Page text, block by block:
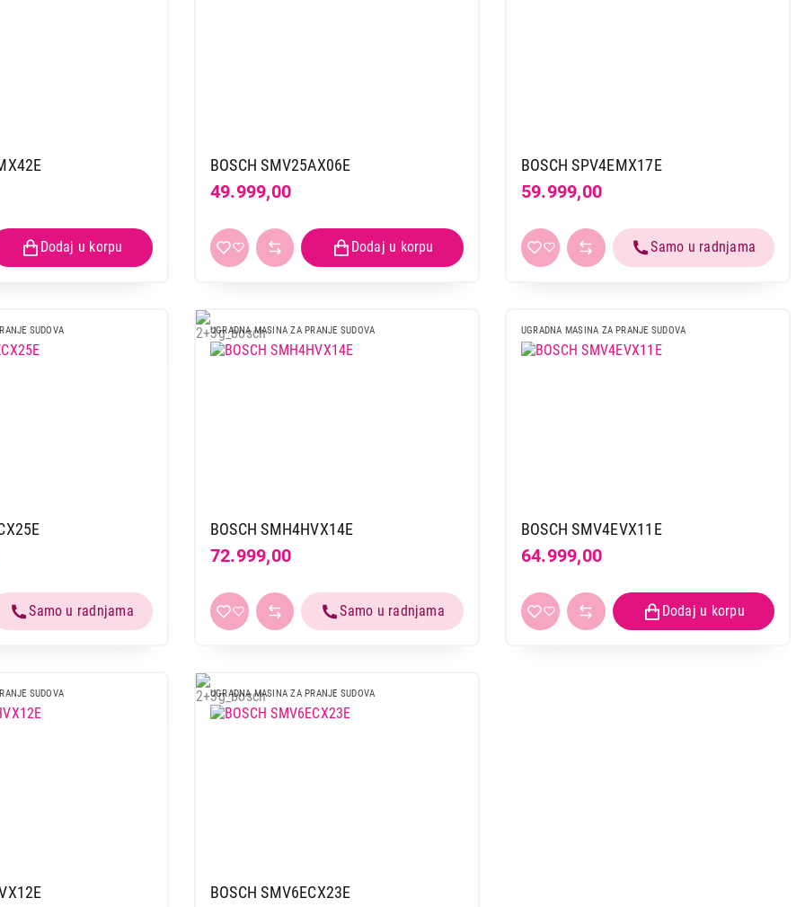
BOSCH SMV25AX06E
49.999,00
BOSCH SPV4EMX17E
59.999,00
SUDOVA UGRADNA MASINA ZA PRANJE SUDOVA
BOSCH SMH4HVX14E
72.999,00
UGRADNA MASINA ZA PRANJE SUDOVA
BOSCH SMV4EVX11E
64.999,00
SUDOVA UGRADNA MASINA ZA PRANJE SUDOVA
BOSCH SMV6ECX23E
Proizvod je dodat u korpu.
Nastavi kupovinu Završi kupovinu